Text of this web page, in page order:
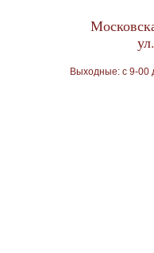
Выходные: с 9-00